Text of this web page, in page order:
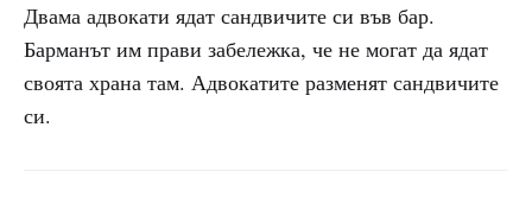
Двама адвокати ядат сандвичите си във бар.
Барманът им прави забележка, че не могат да ядат
своята храна там. Адвокатите разменят сандвичите
си.